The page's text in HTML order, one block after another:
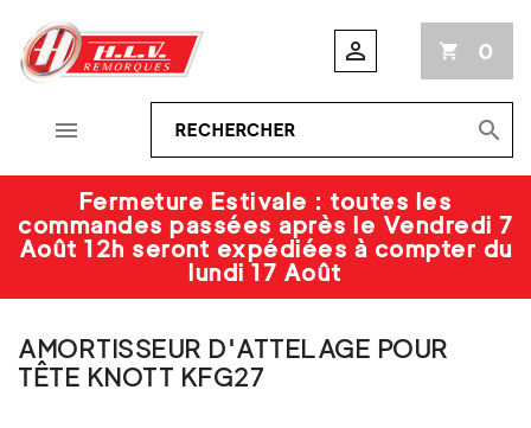
 shopping_cart 0
 
Fermeture Estivale : toutes les
commandes passées après le Vendredi 7
Août 12h seront expédiées à compter du
lundi 17 Août
AMORTISSEUR D'ATTELAGE POUR
TÊTE KNOTT KFG27